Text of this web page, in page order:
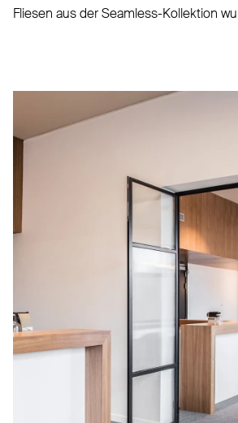
Fliesen aus der Seamless-Kol­lektion